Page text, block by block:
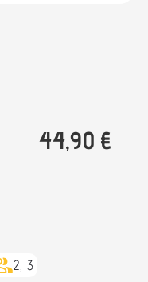
44,90 €
2, 3